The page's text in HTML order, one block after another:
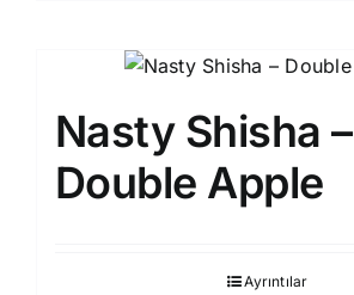
Nasty Shisha –
Double Apple
Ayrıntılar